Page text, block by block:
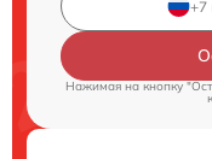
Нажимая на кнопку